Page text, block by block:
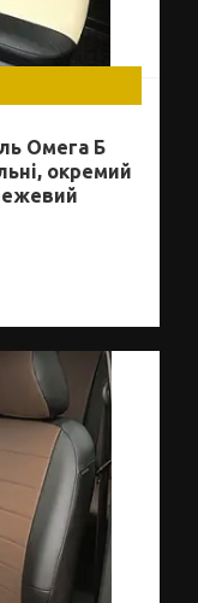
Омега Б
окремий